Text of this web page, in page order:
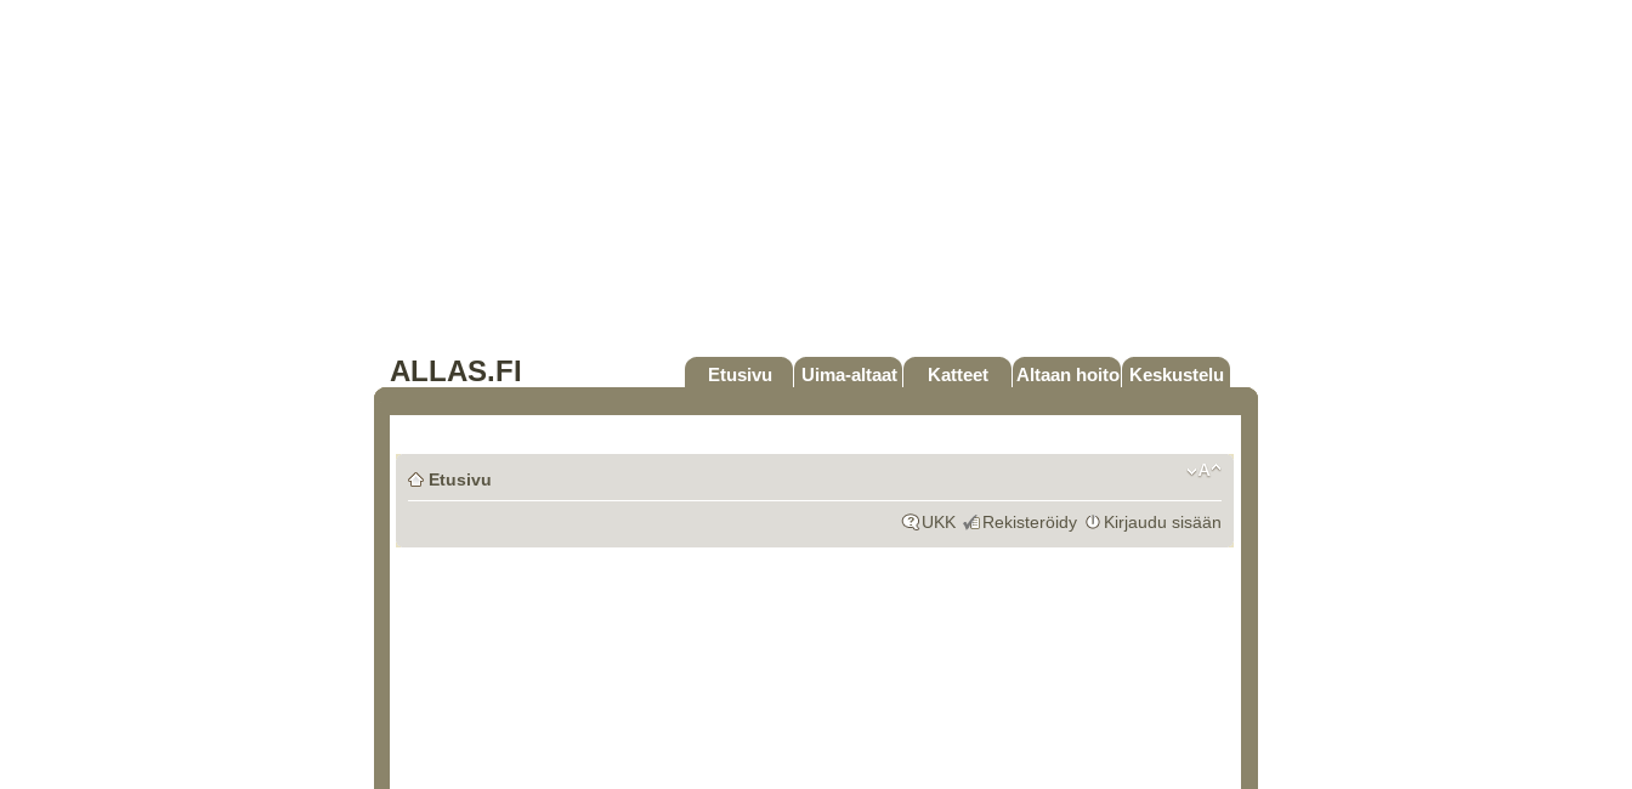
ALLAS.FI Etusivu Uima-altaat Katteet Altaan hoito Keskustelu
Etusivu
UKK Rekisteröidy Kirjaudu sisään